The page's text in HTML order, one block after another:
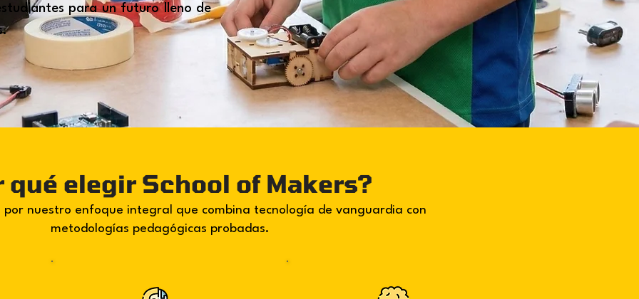
para un futuro lleno de
qué elegir School of Makers?
por nuestro enfoque integral que combina tecnología de vanguardia con
metodologías pedagógicas probadas.